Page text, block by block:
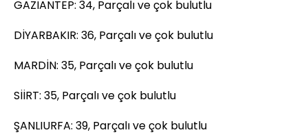
GAZİANTEP: 34, Parçalı ve çok bulutlu
DİYARBAKIR: 36, Parçalı ve çok bulutlu
MARDİN: 35, Parçalı ve çok bulutlu
SİİRT: 35, Parçalı ve çok bulutlu
ŞANLIURFA: 39, Parçalı ve çok bulutlu